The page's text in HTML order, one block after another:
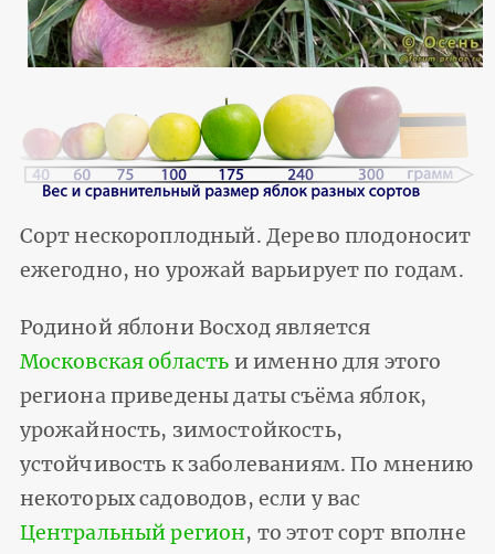
Сорт нескороплодный. Дерево плодоносит
ежегодно, но урожай варьирует по годам.
Родиной яблони Восход является
Московская область и именно для этого
региона приведены даты съёма яблок,
урожайность, зимостойкость,
устойчивость к заболеваниям. По мнению
некоторых садоводов, если у вас
Центральный регион, то этот сорт вполне